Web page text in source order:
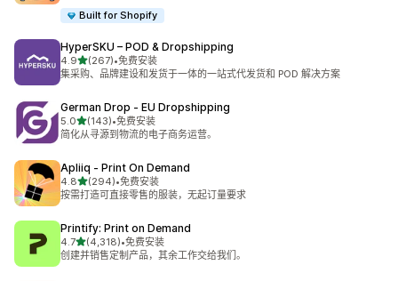
Built for Shopify
HyperSKU – POD & Dropshipping
4.9星（满分 5 星）
(267)
总共 267 条评论
•免费安装
集采购、品牌建设和发货于一体的一站式代发货和 POD 解决方案
German Drop ‑ EU Dropshipping
5.0星（满分 5 星）
(143)
总共 143 条评论
•免费安装
简化从寻源到物流的电子商务运营。
Apliiq ‑ Print On Demand
4.8星（满分 5 星）
(294)
总共 294 条评论
•免费安装
按需打造可直接零售的服装，无起订量要求
Printify: Print on Demand
4.7星（满分 5 星）
(4,318)
总共 4318 条评论
•免费安装
创建并销售定制产品，其余工作交给我们。